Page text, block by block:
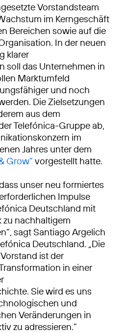
Vorstandsteam
im Kerngeschäft
Bereichen sowie auf die
In der neuen
klarer
soll das Unternehmen in
Marktumfeld
und noch
Die Zielsetzungen
aus dem
Telefónica-Gruppe ab,
im
Jahres unter dem
Grow“ vorgestellt hatte.
unser neu formiertes
Impulse
Deutschland mit
zu nachhaltigem
sagt Santiago Argelich
Deutschland. „Die
ist der
in einer
Sie wird es uns
und
Veränderungen in
zu adressieren.“